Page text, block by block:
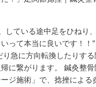
している途中足をひねり
って本当に良いです！！
急に方向転換したりする
に繋がります。 鍼灸整
ジ施術」で、捻挫による